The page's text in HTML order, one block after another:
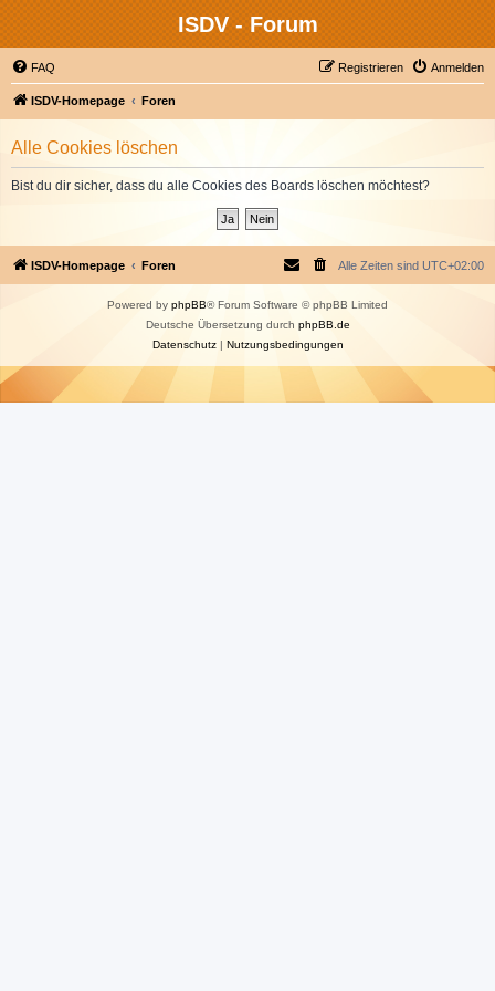
ISDV - Forum
FAQ Anmelden
Registrieren
ISDV-Homepage Foren
Alle Cookies löschen
Bist du dir sicher, dass du alle Cookies des Boards löschen möchtest?
ISDV-Homepage Foren Alle Zeiten sind UTC+02:00
Powered by phpBB® Forum Software © phpBB Limited
Deutsche Übersetzung durch phpBB.de
Datenschutz| Nutzungsbedingungen